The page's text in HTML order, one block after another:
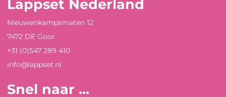
Lappset Nederland
Nieuwenkampsmaten 12
7472 DE Goor
+31 (0)547 289 410
info@lappset.nl
Snel naar ...